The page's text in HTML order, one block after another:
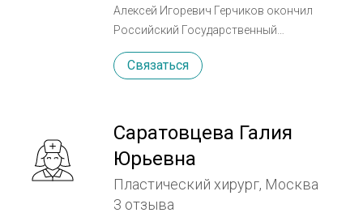
Алексей Игоревич Герчиков окончил
Российский Государственный
Медицинский Университет. В ЗАО «Институт
Красоты» работает с 1990 года. Общий
специализацию в США. Постоянный
участник и докладчик симпозиумов и
конгрессов, посвященных эстетической
медицине. Номинант ежегодной премии
«Золотой ланцет» 2008 и 2009 г
Связаться
Саратовцева Галия
Юрьевна
Пластический хирург, Москва
3 отзыва